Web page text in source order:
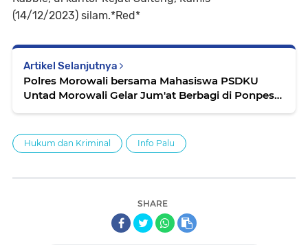
(14/12/2023) silam.*Red*
Artikel Selanjutnya
Polres Morowali bersama Mahasiswa PSDKU
Untad Morowali Gelar Jum'at Berbagi di Ponpes
Hukum dan Kriminal Info Palu
SHARE